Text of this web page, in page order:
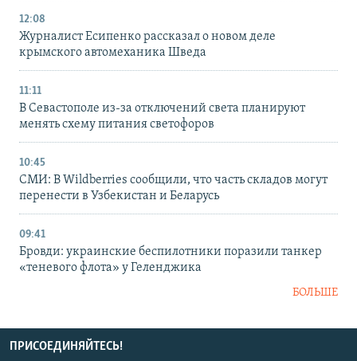
12:08
Журналист Есипенко рассказал о новом деле
крымского автомеханика Шведа
11:11
В Севастополе из-за отключений света планируют
менять схему питания светофоров
10:45
СМИ: В Wildberries сообщили, что часть складов могут
перенести в Узбекистан и Беларусь
09:41
Бровди: украинские беспилотники поразили танкер
«теневого флота» у Геленджика
БОЛЬШЕ
ПРИСОЕДИНЯЙТЕСЬ!